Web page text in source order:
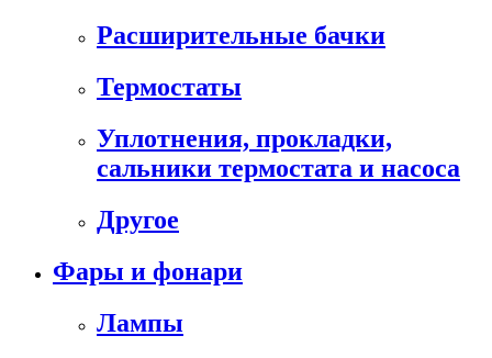
Расширительные бачки
Термостаты
Уплотнения, прокладки,
сальники термостата и насоса
Другое
Фары и фонари
Лампы